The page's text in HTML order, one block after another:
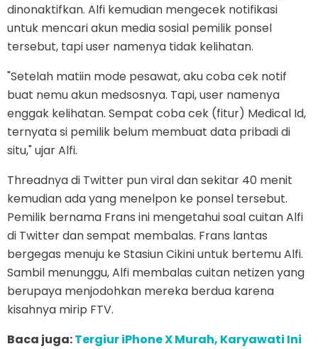
dinonaktifkan. Alfi kemudian mengecek notifikasi
untuk mencari akun media sosial pemilik ponsel
tersebut, tapi user namenya tidak kelihatan.
"Setelah matiin mode pesawat, aku coba cek notif
buat nemu akun medsosnya. Tapi, user namenya
enggak kelihatan. Sempat coba cek (fitur) Medical Id,
ternyata si pemilik belum membuat data pribadi di
situ," ujar Alfi.
Threadnya di Twitter pun viral dan sekitar 40 menit
kemudian ada yang menelpon ke ponsel tersebut.
Pemilik bernama Frans ini mengetahui soal cuitan Alfi
di Twitter dan sempat membalas. Frans lantas
bergegas menuju ke Stasiun Cikini untuk bertemu Alfi.
Sambil menunggu, Alfi membalas cuitan netizen yang
berupaya menjodohkan mereka berdua karena
kisahnya mirip FTV.
Baca juga:Tergiur iPhone X Murah, Karyawati Ini